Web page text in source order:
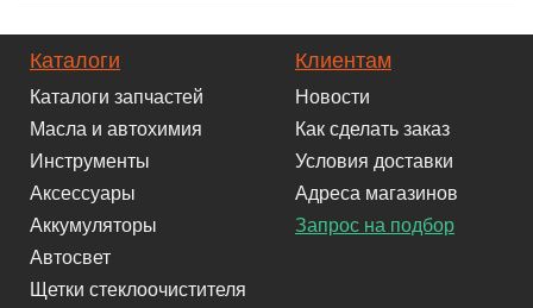
Каталоги
Каталоги запчастей
Масла и автохимия
Инструменты
Аксессуары
Аккумуляторы
Автосвет
Щетки стеклоочистителя
Клиентам
Новости
Как сделать заказ
Условия доставки
Адреса магазинов
Запрос на подбор